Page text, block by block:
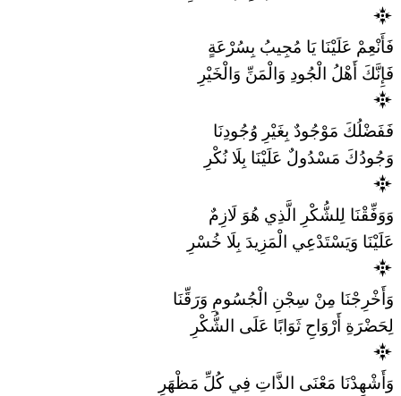
فَأَنْعِمْ عَلَيْنَا يَا مُجِيبُ بِسُرْعَةٍ
فَإِنَّكَ أَهْلُ الْجُودِ وَالْمَنِّ وَالْخَيْرِ
فَفَضْلُكَ مَوْجُودٌ بِغَيْرِ وُجُودِنَا
وَجُودُكَ مَسْدُولٌ عَلَيْنَا بِلَا نُكْرِ
وَوَفِّقْنَا لِلشُّكْرِ الَّذِي هُوَ لَازِمٌ
عَلَيْنَا وَيَسْتَدْعِي الْمَزِيدَ بِلَا خُسْرِ
وَأَخْرِجْنَا مِنْ سِجْنِ الْجُسُومِ وَرَقِّنَا
لِحَضْرَةِ أَرْوَاحِ ثَوَابًا عَلَى الشُّكْرِ
وَأَشْهِدْنَا مَعْنَى الذَّاتِ فِي كُلِّ مَظْهَرِ